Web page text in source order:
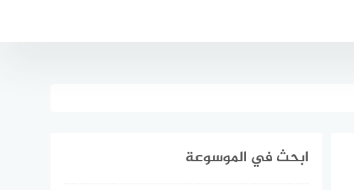
ابحث في الموسوعة